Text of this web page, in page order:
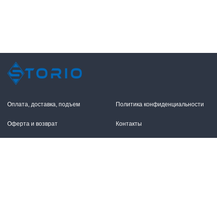
Оплата, доставка, подъем
Оферта и возврат
Политика конфиденциальности
Контакты